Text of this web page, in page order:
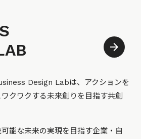
Design Labは、アクションを
クワクする未来創りを目指す共創
能な未来の実現を目指す企業・自